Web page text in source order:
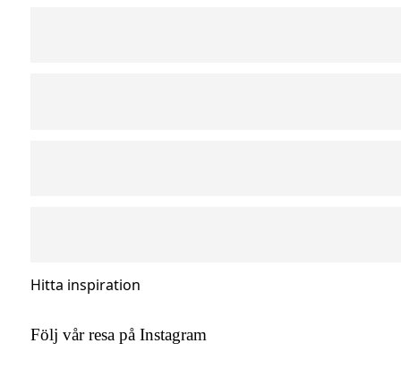
Hitta inspiration
Följ vår resa på Instagram